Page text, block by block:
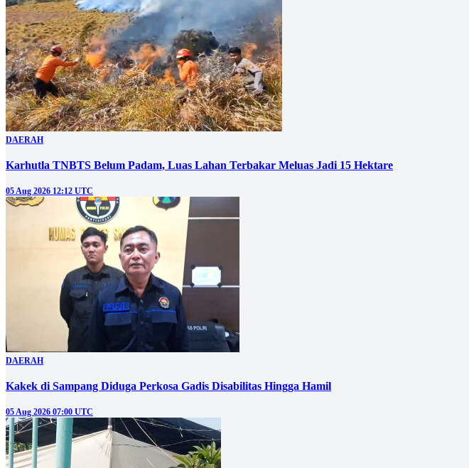
DAERAH
Karhutla TNBTS Belum Padam, Luas Lahan Terbakar Meluas Jadi 15 Hektare
05 Aug 2026 12:12 UTC
DAERAH
Kakek di Sampang Diduga Perkosa Gadis Disabilitas Hingga Hamil
05 Aug 2026 07:00 UTC